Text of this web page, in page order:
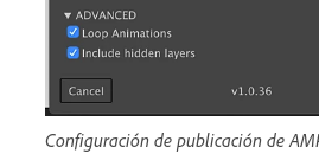
Configuración de publicación de